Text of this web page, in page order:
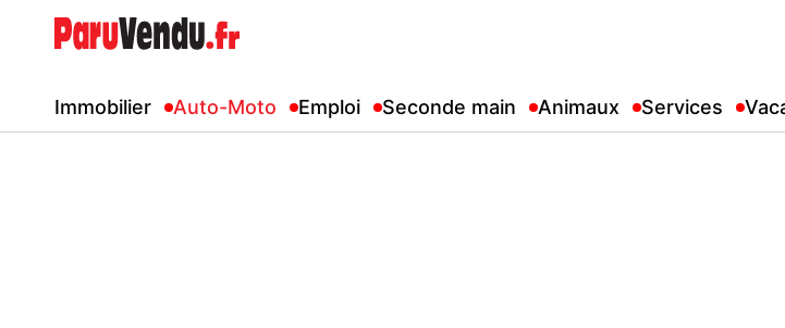
Immobilier Auto-Moto Emploi Seconde main Animaux Services